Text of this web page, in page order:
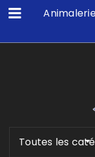
Toutes les